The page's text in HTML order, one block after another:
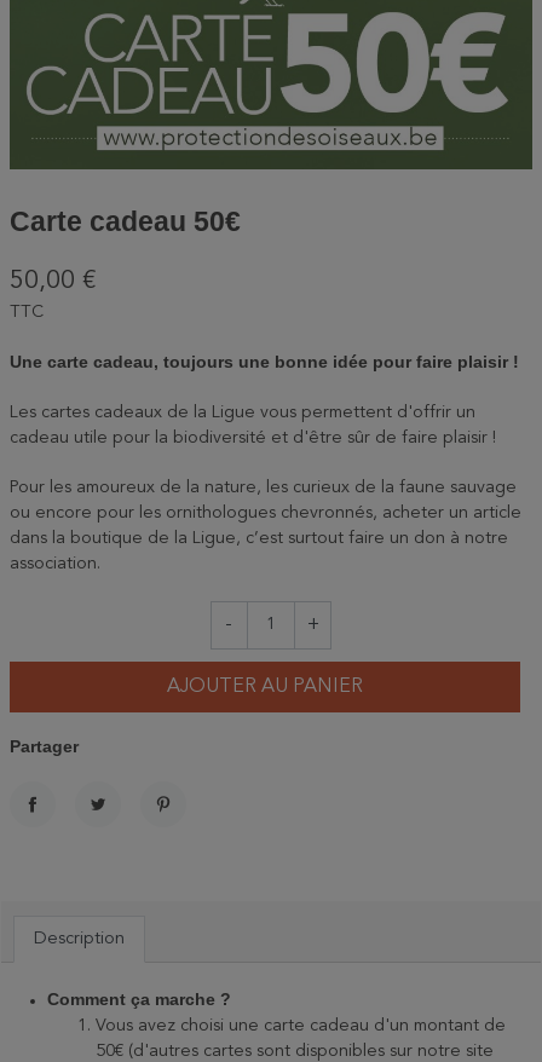
Carte cadeau 50€
50,00 €
TTC
Une carte cadeau, toujours une bonne idée pour faire plaisir !
Les cartes cadeaux de la Ligue vous permettent d'offrir un
cadeau utile pour la biodiversité et d'être sûr de faire plaisir !
Pour les amoureux de la nature, les curieux de la faune sauvage
ou encore pour les ornithologues chevronnés, acheter un article
dans la boutique de la Ligue, c’est surtout faire un don à notre
association.
- +
AJOUTER AU PANIER
Partager
Description
Comment ça marche ?
Vous avez choisi une carte cadeau d'un montant de
50€ (d'autres cartes sont disponibles sur notre site